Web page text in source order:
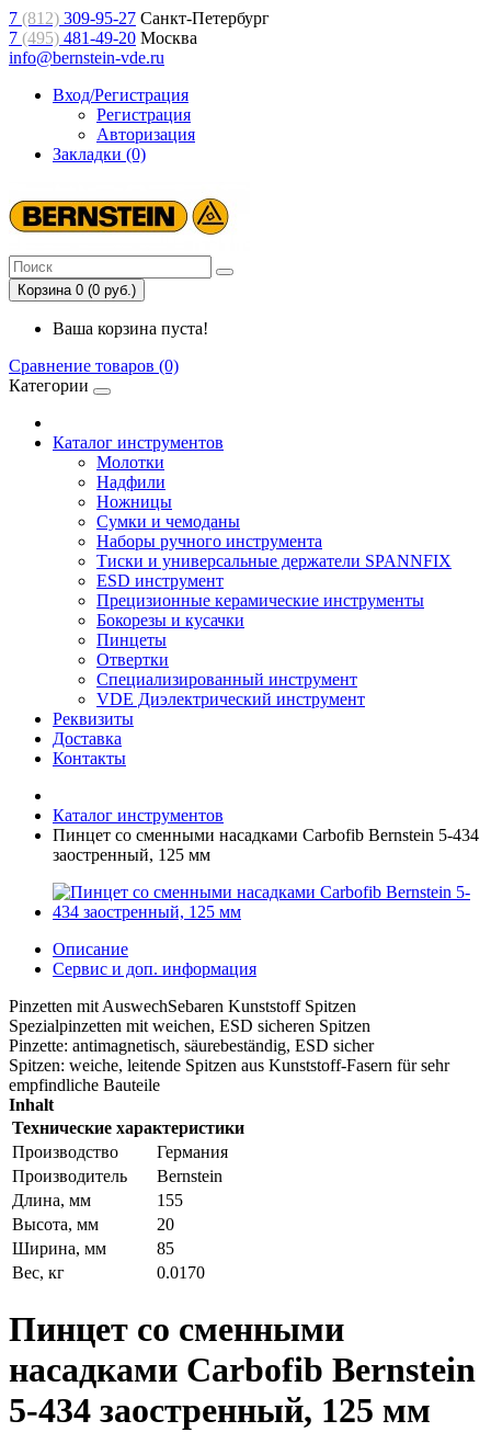
7 (812) 309-95-27 Санкт-Петербург
7 (495) 481-49-20 Москва
info@bernstein-vde.ru
Вход/Регистрация
Регистрация
Авторизация
Закладки (0)
Корзина 0 (0 руб.)
Ваша корзина пуста!
Сравнение товаров (0)
Категории
Каталог инструментов
Молотки
Надфили
Ножницы
Сумки и чемоданы
Наборы ручного инструмента
Тиски и универсальные держатели SPANNFIX
ESD инструмент
Прецизионные керамические инструменты
Бокорезы и кусачки
Пинцеты
Отвертки
Специализированный инструмент
VDE Диэлектрический инструмент
Реквизиты
Доставка
Контакты
Каталог инструментов
Пинцет со сменными насадками Carbofib Bernstein 5-434
заостренный, 125 мм
Описание
Сервис и доп. информация
Pinzetten mit AuswechSebaren Kunststoff Spitzen
Spezialpinzetten mit weichen, ESD sicheren Spitzen
Pinzette: antimagnetisch, säurebeständig, ESD sicher
Spitzen: weiche, leitende Spitzen aus Kunststoff-Fasern für sehr
empfindliche Bauteile
Inhalt
Технические характеристики
Производство
Германия
Производитель
Bernstein
Длина, мм
155
Высота, мм
20
Ширина, мм
85
Вес, кг
0.0170
Пинцет со сменными
насадками Carbofib Bernstein
5-434 заостренный, 125 мм